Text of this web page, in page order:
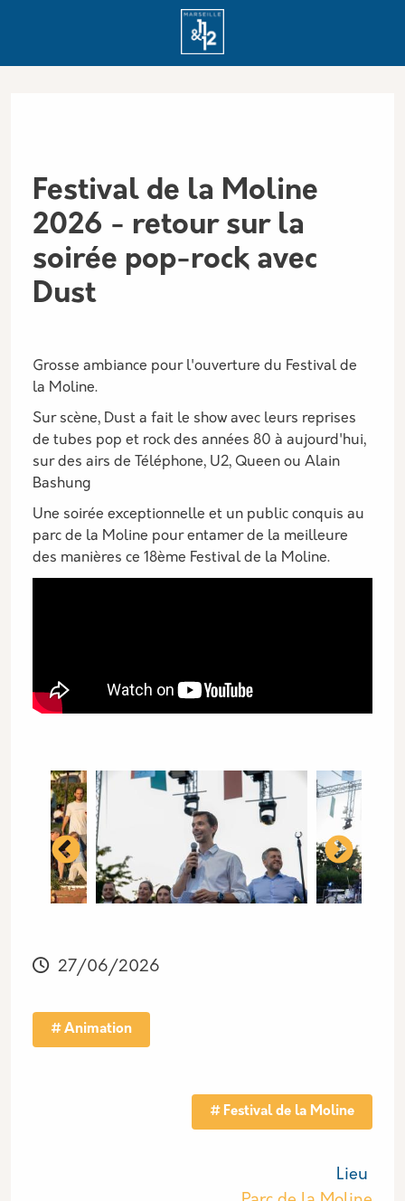
Festival de la Moline
2026 - retour sur la
soirée pop-rock avec
Dust
Grosse ambiance pour l'ouverture du Festival de
la Moline.
Sur scène, Dust a fait le show avec leurs reprises
de tubes pop et rock des années 80 à aujourd'hui,
sur des airs de Téléphone, U2, Queen ou Alain
Bashung
Une soirée exceptionnelle et un public conquis au
parc de la Moline pour entamer de la meilleure
des manières ce 18ème Festival de la Moline.
27/06/2026
Animation
Festival de la Moline
Lieu
Panneau de gestion des cookies